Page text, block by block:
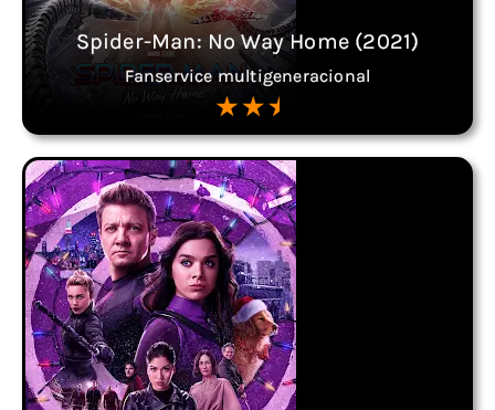
Spider-Man: No Way Home (2021)
Fanservice multigeneracional